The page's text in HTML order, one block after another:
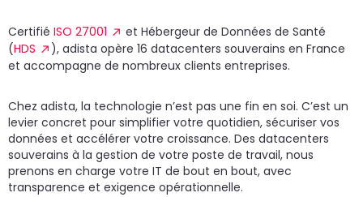
Certifié ISO 27001
et Hébergeur de Données de Santé
(HDS
), adista opère 16 datacenters souverains en France
et accompagne de nombreux clients entreprises.
Chez adista, la technologie n’est pas une fin en soi. C’est un
levier concret pour simplifier votre quotidien, sécuriser vos
données et accélérer votre croissance. Des datacenters
souverains à la gestion de votre poste de travail, nous
prenons en charge votre IT de bout en bout, avec
transparence et exigence opérationnelle.